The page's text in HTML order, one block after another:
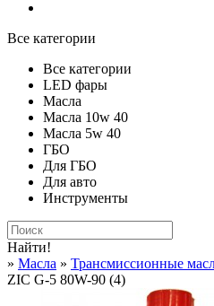
Все категории
Все категории
LED фары
Масла
Масла 10w 40
Масла 5w 40
ГБО
Для ГБО
Для авто
Инструменты
Найти!
» Масла » Трансмиссионные
ZIC G-5 80W-90 (4)